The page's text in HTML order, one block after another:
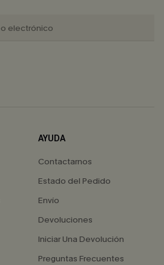
AYUDA
Contactarnos
Estado del Pedido
Envío
Devoluciones
Iniciar Una Devolución
Preguntas Frecuentes